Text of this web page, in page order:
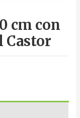
cm con
Castor